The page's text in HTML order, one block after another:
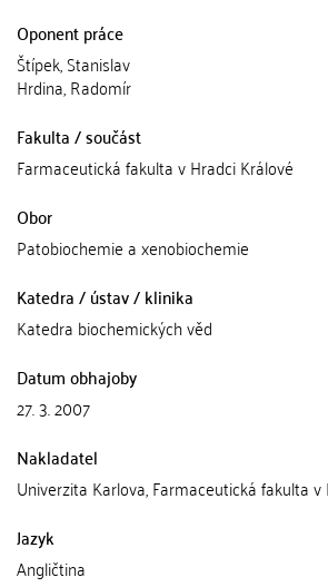
Oponent práce
Štípek, Stanislav
Hrdina, Radomír
Fakulta / součást
Farmaceutická fakulta v Hradci Králové
Obor
Patobiochemie a xenobiochemie
Katedra / ústav / klinika
Katedra biochemických věd
Datum obhajoby
27. 3. 2007
Nakladatel
Univerzita Karlova, Farmaceutická fakulta
Jazyk
Angličtina